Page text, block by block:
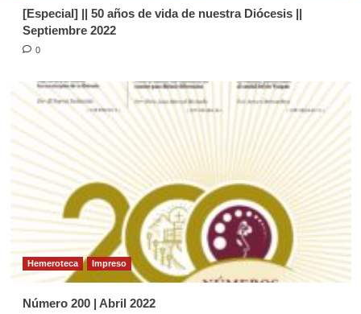
Página Diocesana
Semilla de la Palabra, Domingo 31
de Mayo de 2026
Página Diocesana
Semilla de la Palabra, domingo 24 de
Mayo de 2026
Semilla de la Palabra, domingo 03 de
[Especial] || 50 años de vida de nuestra Diócesis ||
Septiembre 2022
0
Hemeroteca Impreso
Número 200 | Abril 2022